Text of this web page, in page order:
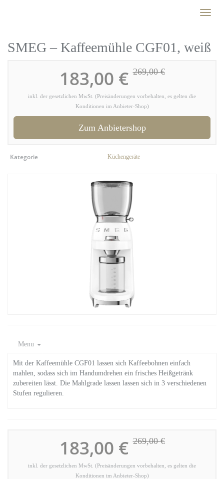
Toggle
SMEG – Kaffeemühle CGF01, weiß
183,00 €269,00 €
inkl. der gesetzlichen MwSt. (Preisänderungen vorbehalten, es gelten die
Konditionen im Anbieter-Shop)
Zum Anbietershop
Kategorie Küchengeräte
Menu
Mit der Kaffeemühle CGF01 lassen sich Kaffeebohnen einfach
mahlen, sodass sich im Handumdrehen ein frisches Heißgetränk
zubereiten lässt. Die Mahlgrade lassen lassen sich in 3 verschiedenen
Stufen regulieren.
183,00 €269,00 €
inkl. der gesetzlichen MwSt. (Preisänderungen vorbehalten, es gelten die
Konditionen im Anbieter-Shop)